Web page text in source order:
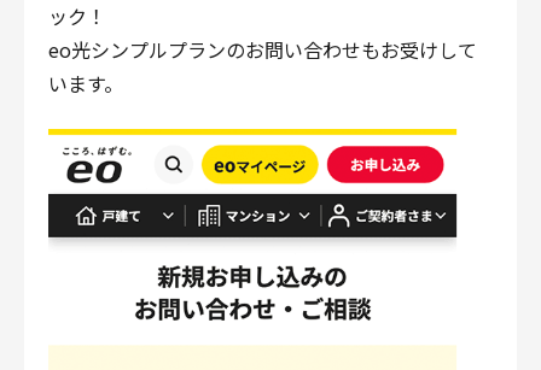
ック！
eo光シンプルプランのお問い合わせもお受けして
います。